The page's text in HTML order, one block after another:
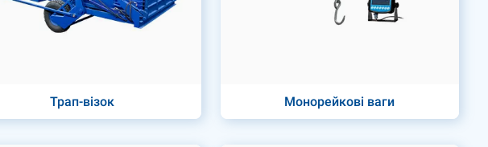
Трап-візок Монорейкові ваги